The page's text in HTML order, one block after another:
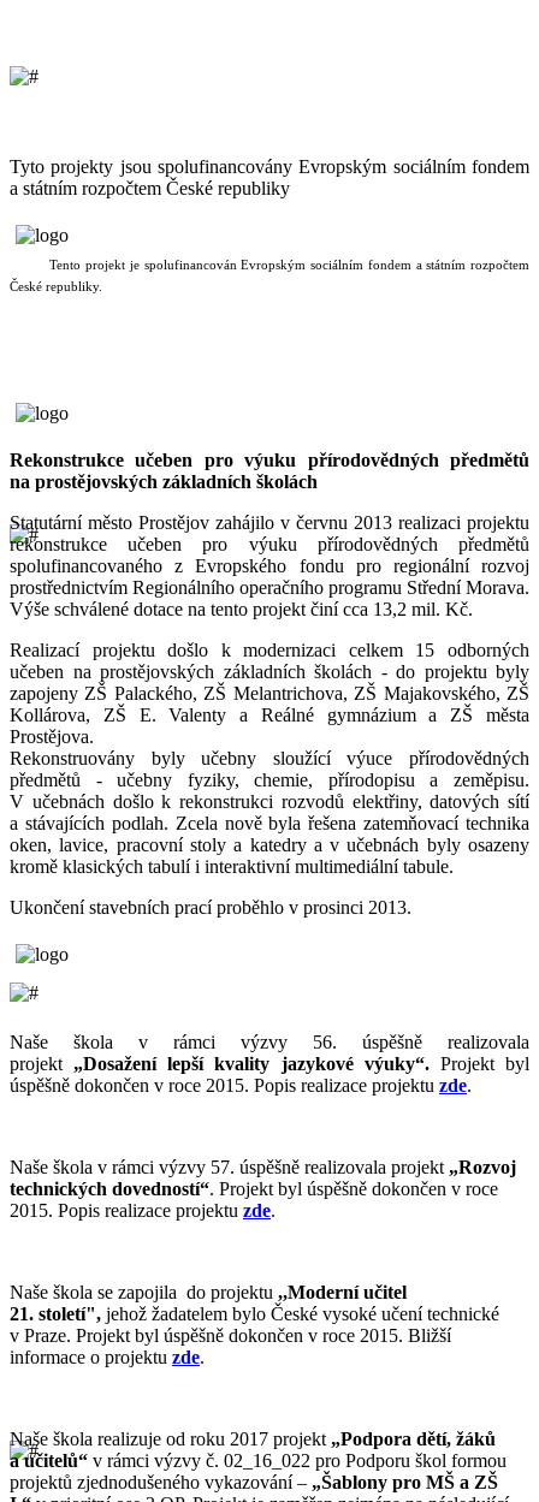
Tyto projekty jsou spolufinancovány Evropským sociálním fondem
a státním rozpočtem České republiky
Tento projekt je spolufinancován Evropským sociálním fondem a státním rozpočtem
České republiky.
Rekonstrukce učeben pro výuku přírodovědných předmětů
na prostějovských základních školách
Statutární město Prostějov zahájilo v červnu 2013 realizaci projektu
rekonstrukce učeben pro výuku přírodovědných předmětů
spolufinancovaného z Evropského fondu pro regionální rozvoj
prostřednictvím Regionálního operačního programu Střední Morava.
Výše schválené dotace na tento projekt činí cca 13,2 mil. Kč.
Realizací projektu došlo k modernizaci celkem 15 odborných
učeben na prostějovských základních školách - do projektu byly
zapojeny ZŠ Palackého, ZŠ Melantrichova, ZŠ Majakovského, ZŠ
Kollárova, ZŠ E. Valenty a Reálné gymnázium a ZŠ města
Prostějova.
Rekonstruovány byly učebny sloužící výuce přírodovědných
předmětů - učebny fyziky, chemie, přírodopisu a zeměpisu.
V učebnách došlo k rekonstrukci rozvodů elektřiny, datových sítí
a stávajících podlah. Zcela nově byla řešena zatemňovací technika
oken, lavice, pracovní stoly a katedry a v učebnách byly osazeny
kromě klasických tabulí i interaktivní multimediální tabule.
Ukončení stavebních prací proběhlo v prosinci 2013.
Naše škola v rámci výzvy 56. úspěšně realizovala
projekt „Dosažení lepší kvality jazykové výuky“. Projekt byl
úspěšně dokončen v roce 2015. Popis realizace projektu zde.
Naše škola v rámci výzvy 57. úspěšně realizovala projekt „Rozvoj
technických dovedností“. Projekt byl úspěšně dokončen v roce
2015. Popis realizace projektu zde.
Naše škola se zapojila do projektu ,,Moderní učitel
21. století", jehož žadatelem bylo České vysoké učení technické
v Praze. Projekt byl úspěšně dokončen v roce 2015. Bližší
informace o projektu zde.
Naše škola realizuje od roku 2017 projekt „Podpora dětí, žáků
a učitelů“ v rámci výzvy č. 02_16_022 pro Podporu škol formou
projektů zjednodušeného vykazování – „Šablony pro MŠ a ZŠ